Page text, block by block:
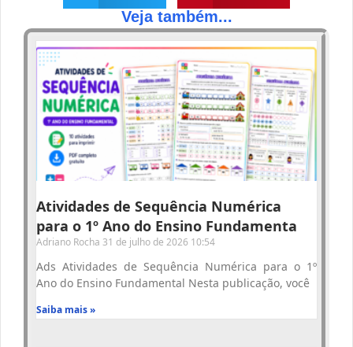
Veja também...
Atividades de Sequência Numérica
para o 1º Ano do Ensino Fundamenta
Adriano Rocha 31 de julho de 2026 10:54
Ads Atividades de Sequência Numérica para o 1º
Ano do Ensino Fundamental Nesta publicação, você
Saiba mais »